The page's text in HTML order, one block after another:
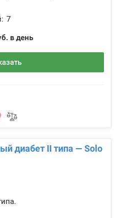
7
в день
диабет II типа — Solo